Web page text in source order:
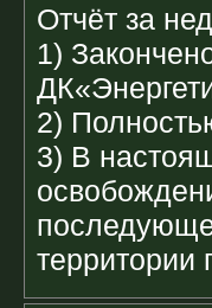
Отчёт за
1)
2)
3) В
территории